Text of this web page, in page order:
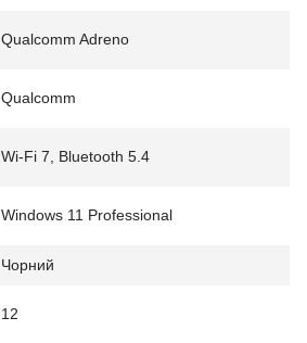
Qualcomm Adreno
Qualcomm
Wi-Fi 7, Bluetooth 5.4
Windows 11 Professional
Чорний
12